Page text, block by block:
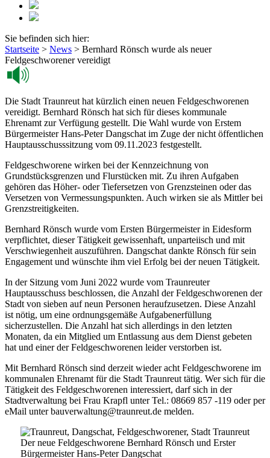
Sie befinden sich hier:
Startseite > News > Bernhard Rönsch wurde als neuer
Feldgeschworener vereidigt
Die Stadt Traunreut hat kürzlich einen neuen Feldgeschworenen
vereidigt. Bernhard Rönsch hat sich für dieses kommunale
Ehrenamt zur Verfügung gestellt. Die Wahl wurde von Erstem
Bürgermeister Hans-Peter Dangschat im Zuge der nicht öffentlichen
Hauptausschusssitzung vom 09.11.2023 festgestellt.
Feldgeschworene wirken bei der Kennzeichnung von
Grundstücksgrenzen und Flurstücken mit. Zu ihren Aufgaben
gehören das Höher- oder Tiefersetzen von Grenzsteinen oder das
Versetzen von Vermessungspunkten. Auch wirken sie als Mittler bei
Grenzstreitigkeiten.
Bernhard Rönsch wurde vom Ersten Bürgermeister in Eidesform
verpflichtet, dieser Tätigkeit gewissenhaft, unparteiisch und mit
Verschwiegenheit auszuführen. Dangschat dankte Rönsch für sein
Engagement und wünschte ihm viel Erfolg bei der neuen Tätigkeit.
In der Sitzung vom Juni 2022 wurde vom Traunreuter
Hauptausschuss beschlossen, die Anzahl der Feldgeschworenen der
Stadt von sieben auf neun Personen heraufzusetzen. Diese Anzahl
ist nötig, um eine ordnungsgemäße Aufgabenerfüllung
sicherzustellen. Die Anzahl hat sich allerdings in den letzten
Monaten, da ein Mitglied um Entlassung aus dem Dienst gebeten
hat und einer der Feldgeschworenen leider verstorben ist.
Mit Bernhard Rönsch sind derzeit wieder acht Feldgeschworene im
kommunalen Ehrenamt für die Stadt Traunreut tätig. Wer sich für die
Tätigkeit des Feldgeschworenen interessiert, darf sich in der
Stadtverwaltung bei Frau Krapfl unter Tel.: 08669 857 -119 oder per
eMail unter bauverwaltung@traunreut.de melden.
Der neue Feldgeschworene Bernhard Rönsch und Erster
Bürgermeister Hans-Peter Dangschat